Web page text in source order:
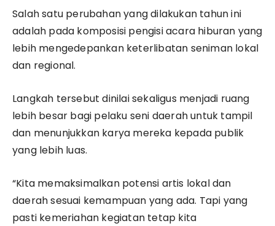
Salah satu perubahan yang dilakukan tahun ini
adalah pada komposisi pengisi acara hiburan yang
lebih mengedepankan keterlibatan seniman lokal
dan regional.
Langkah tersebut dinilai sekaligus menjadi ruang
lebih besar bagi pelaku seni daerah untuk tampil
dan menunjukkan karya mereka kepada publik
yang lebih luas.
“Kita memaksimalkan potensi artis lokal dan
daerah sesuai kemampuan yang ada. Tapi yang
pasti kemeriahan kegiatan tetap kita